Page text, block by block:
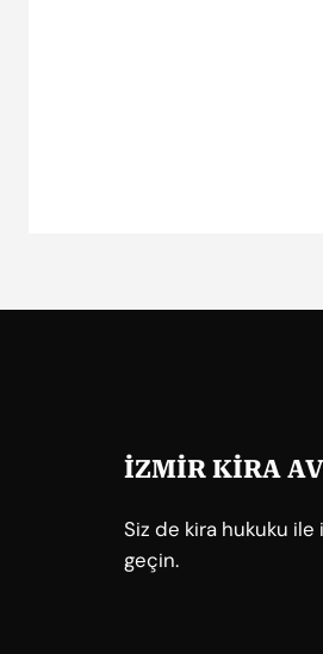
İZMİR KİRA
Siz de kira hukuku ile
geçin.